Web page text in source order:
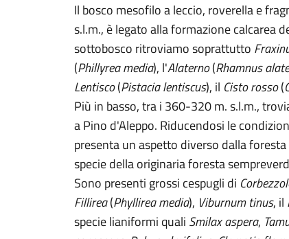
Il bosco mesofilo a leccio, roverella e
s.l.m., è legato alla formazione calcarea
sottobosco ritroviamo soprattutto
(Phillyrea media), l'Alaterno(Rhamnus
Lentisco(Pistacia lentiscus), il Cisto rosso(
Più in basso, tra i 360-320 m. s.l.m.,
a Pino d'Aleppo. Riducendosi le
presenta un aspetto diverso dalla
specie della originaria foresta
Sono presenti grossi cespugli di
Fillirea(Phyllirea media), Viburnum tinus, il
specie lianiformi quali Smilax aspera,